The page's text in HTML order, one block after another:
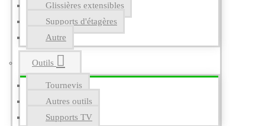
Glissières extensibles
Supports d'étagères
Autre
Outils
Tournevis
Autres outils
Supports TV